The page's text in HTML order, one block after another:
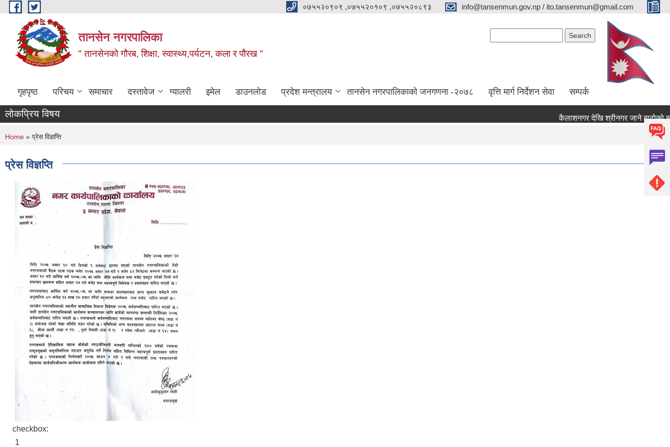
Skip to main content ०७५५२०९०९ ,०७५५२०१०९ ,०७५५२०८९३ info@tansenmun.gov.np / ito.tansenmun@gmail.com
तानसेन नगरपालिका
" तानसेनको गौरब, शिक्षा, स्वास्थ्य,पर्यटन, कला र पौरख "
गृहपृष्ठ परिचय समाचार दस्तावेज ग्यालरी इमेल डाउनलोड प्रदेश मन्त्रालय तानसेन नगरपालिकाको जनगणना -२०७८ वृत्ति मार्ग निर्देशन सेवा सम्पर्क
लोकप्रिय विषय
You are here
Home » प्रेस विज्ञप्ति
प्रेस विज्ञप्ति
checkbox:
1